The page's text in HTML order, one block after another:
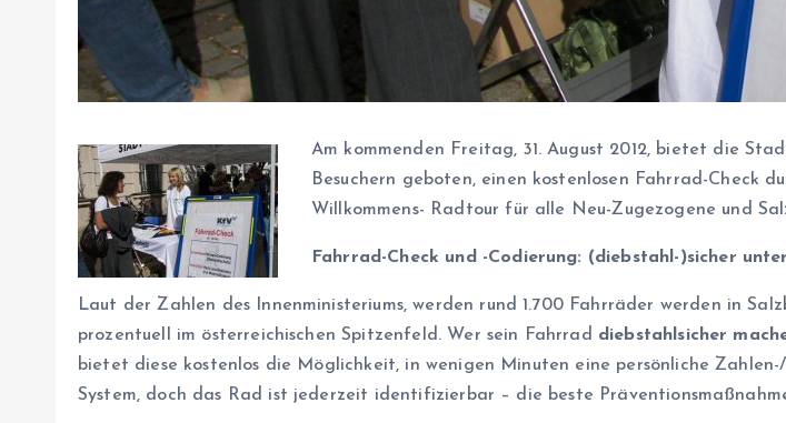
Am kommenden Freitag, 31. August 2012, bietet die
Besuchern geboten, einen kostenlosen Fahrrad-Check
Willkommens- Radtour für alle Neu-Zugezogene und
Fahrrad-Check und -Codierung: (diebstahl-)sicher
Laut der Zahlen des Innenministeriums, werden rund 1.700 Fahrräder werden in
prozentuell im österreichischen Spitzenfeld. Wer sein Fahrrad diebstahlsicher
bietet diese kostenlos die Möglichkeit, in wenigen Minuten eine persönliche
System, doch das Rad ist jederzeit identifizierbar – die beste